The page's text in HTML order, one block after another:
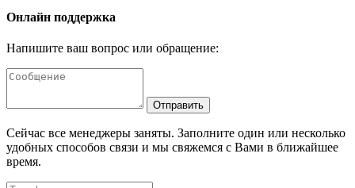
Онлайн поддержка
Напишите ваш вопрос или обращение:
Отправить
Сейчас все менеджеры заняты. Заполните один или несколько
удобных способов связи и мы свяжемся с Вами в ближайшее
время.